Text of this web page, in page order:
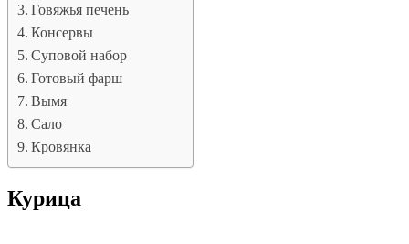
Говяжья печень
Консервы
Суповой набор
Готовый фарш
Вымя
Сало
Кровянка
Курица